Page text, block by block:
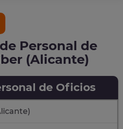
Personal de
(Alicante)
de Oficios